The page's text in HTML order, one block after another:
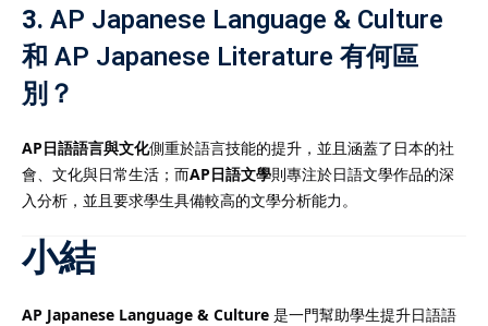
3. AP Japanese Language & Culture
和 AP Japanese Literature 有何區
別？
AP日語語言與文化側重於語言技能的提升，並且涵蓋了日本的社
會、文化與日常生活；而AP日語文學則專注於日語文學作品的深
入分析，並且要求學生具備較高的文學分析能力。
小結
AP Japanese Language & Culture 是一門幫助學生提升日語語